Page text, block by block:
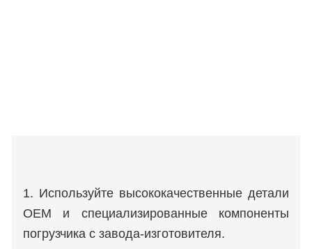
1. Используйте высококачественные детали
OEM и специализированные компоненты
погрузчика с завода-изготовителя.